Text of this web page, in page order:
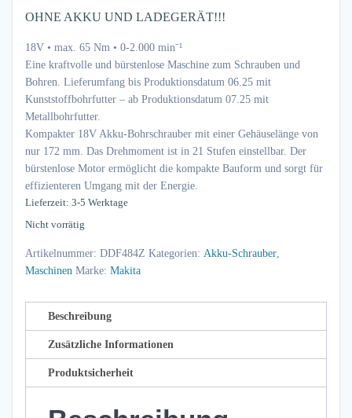
OHNE AKKU UND LADEGERÄT!!!
18V • max. 65 Nm • 0-2.000 min⁻¹
Eine kraftvolle und bürstenlose Maschine zum Schrauben und
Bohren. Lieferumfang bis Produktionsdatum 06.25 mit
Kunststoffbohrfutter – ab Produktionsdatum 07.25 mit
Metallbohrfutter.
Kompakter 18V Akku-Bohrschrauber mit einer Gehäuselänge von
nur 172 mm. Das Drehmoment ist in 21 Stufen einstellbar. Der
bürstenlose Motor ermöglicht die kompakte Bauform und sorgt für
effizienteren Umgang mit der Energie.
Lieferzeit: 3-5 Werktage
Nicht vorrätig
Artikelnummer: DDF484Z Kategorien: Akku-Schrauber
Maschinen Marke: Makita
Beschreibung
Zusätzliche Informationen
Produktsicherheit